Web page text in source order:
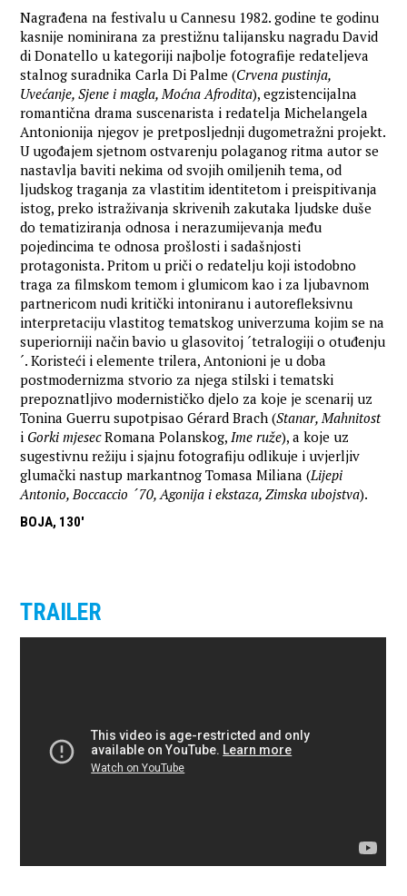
Nagrađena na festivalu u Cannesu 1982. godine te godinu
kasnije nominirana za prestižnu talijansku nagradu David
di Donatello u kategoriji najbolje fotografije redateljeva
stalnog suradnika Carla Di Palme (Crvena pustinja,
Uvećanje, Sjene i magla, Moćna Afrodita), egzistencijalna
romantična drama suscenarista i redatelja Michelangela
Antonionija njegov je pretposljednji dugometražni projekt.
U ugođajem sjetnom ostvarenju polaganog ritma autor se
nastavlja baviti nekima od svojih omiljenih tema, od
ljudskog traganja za vlastitim identitetom i preispitivanja
istog, preko istraživanja skrivenih zakutaka ljudske duše
do tematiziranja odnosa i nerazumijevanja među
pojedincima te odnosa prošlosti i sadašnjosti
protagonista. Pritom u priči o redatelju koji istodobno
traga za filmskom temom i glumicom kao i za ljubavnom
partnericom nudi kritički intoniranu i autorefleksivnu
interpretaciju vlastitog tematskog univerzuma kojim se na
superiorniji način bavio u glasovitoj ´tetralogiji o otuđenju
´. Koristeći i elemente trilera, Antonioni je u doba
postmodernizma stvorio za njega stilski i tematski
prepoznatljivo modernističko djelo za koje je scenarij uz
Tonina Guerru supotpisao Gérard Brach (Stanar, Mahnitost
i Gorki mjesecRomana Polanskog,Ime ruže), a koje uz
sugestivnu režiju i sjajnu fotografiju odlikuje i uvjerljiv
glumački nastup markantnog Tomasa Miliana (Lijepi
Antonio, Boccaccio ´70, Agonija i ekstaza, Zimska ubojstva).
BOJA, 130'
TRAILER